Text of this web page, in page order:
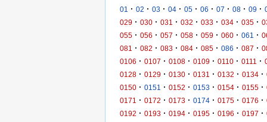
01 · 02 · 03 · 04 · 05 · 06 · 07 · 08 · 09 ·
029 · 030 · 031 · 032 · 033 · 034 · 035 ·
055 · 056 · 057 · 058 · 059 · 060 · 061 ·
081
· 082 · 083 · 084 · 085 · 086 · 087 ·
0106 · 0107 · 0108 · 0109 · 0110 · 0111 ·
0128 · 0129 · 0130 · 0131 · 0132 · 0134 ·
0150 · 0151 · 0152 · 0153 · 0154 · 0155 ·
0171
· 0172 · 0173 · 0174 · 0175 · 0176 ·
0192 · 0193 · 0194 · 0195 · 0196 · 0197 ·